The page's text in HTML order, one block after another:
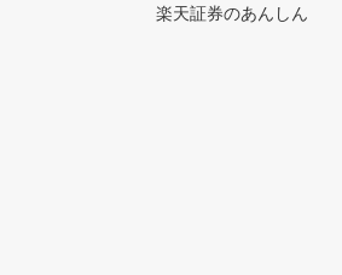
楽天証券のあんしん